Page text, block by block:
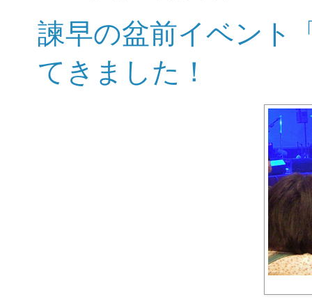
諫早の盆前イベント
てきました！